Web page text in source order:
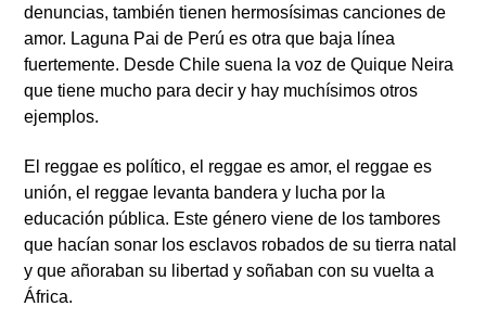
denuncias, también tienen hermosísimas canciones de
amor. Laguna Pai de Perú es otra que baja línea
fuertemente. Desde Chile suena la voz de Quique Neira
que tiene mucho para decir y hay muchísimos otros
ejemplos.
El reggae es político, el reggae es amor, el reggae es
unión, el reggae levanta bandera y lucha por la
educación pública. Este género viene de los tambores
que hacían sonar los esclavos robados de su tierra natal
y que añoraban su libertad y soñaban con su vuelta a
África.